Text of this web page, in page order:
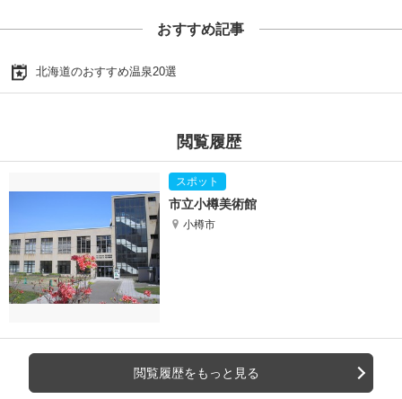
おすすめ記事
北海道のおすすめ温泉20選
閲覧履歴
市立小樽美術館
小樽市
閲覧履歴をもっと見る